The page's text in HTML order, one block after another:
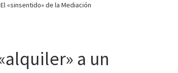
«sinsentido» de la Mediación
a un